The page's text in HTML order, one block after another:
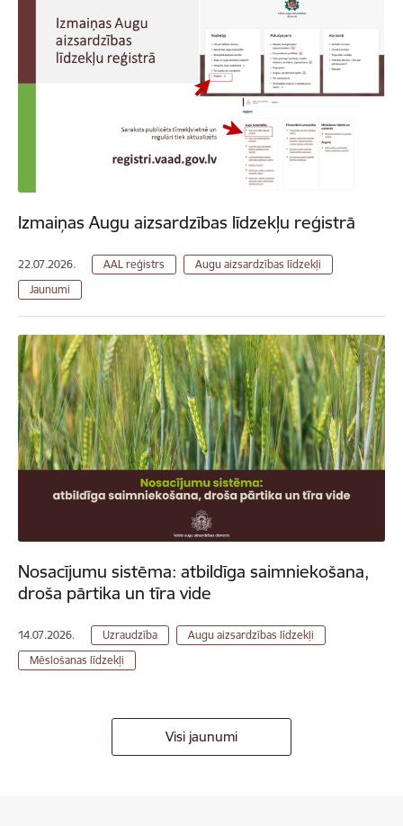
Izmaiņas Augu aizsardzības līdzekļu reģistrā
22.07.2026. AAL reģistrs
Augu aizsardzības līdzekļi
Jaunumi
Nosacījumu sistēma: atbildīga saimniekošana,
droša pārtika un tīra vide
14.07.2026. Uzraudzība
Augu aizsardzības līdzekļi
Mēslošanas līdzekļi
Visi jaunumi